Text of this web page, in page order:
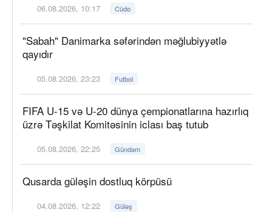
06.08.2026, 10:17 Cüdo
"Sabah" Danimarka səfərindən məğlubiyyətlə
qayıdır
05.08.2026, 23:23 Futbol
FIFA U-15 və U-20 dünya çempionatlarına hazırlıq
üzrə Təşkilat Komitəsinin iclası baş tutub
05.08.2026, 22:25 Gündəm
Qusarda güləşin dostluq körpüsü
04.08.2026, 12:22 Güləş